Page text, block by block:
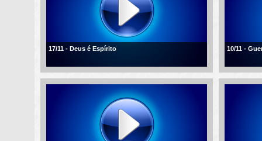
17/11 - Deus é Espírito 10/11 -